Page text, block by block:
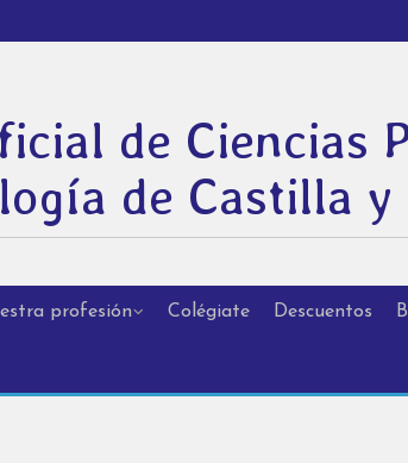
de Ciencias
de Castilla y
profesión Colégiate Descuentos